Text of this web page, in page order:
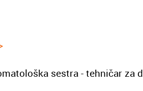
sestra - tehničar za